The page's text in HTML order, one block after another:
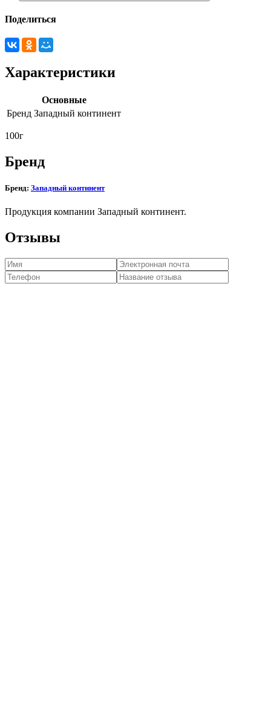
Поделиться
Характеристики
Основные
Бренд Западный континент
100г
Бренд
Бренд: Западный континент
Продукция компании Западный континент.
Отзывы